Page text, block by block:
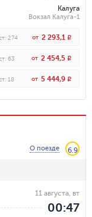
Калуга
Вокзал Калуга-1
: 274 от 2 293,1 R
: 63 от 2 454,5 R
: 18 от 5 444,9 R
О поезде 6.9
11 августа, вт
00:47